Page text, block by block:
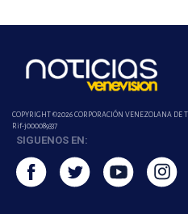
COPYRIGHT ©2026 CORPORACIÓN VENEZOLANA
Rif-j000089337
SIGUENOS EN: